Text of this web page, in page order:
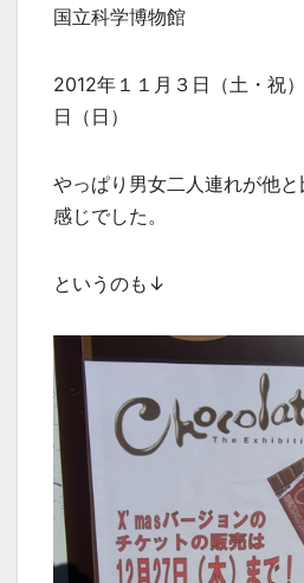
国立科学博物館
2012年１１月３日（土・祝
日（日）
やっぱり男女二人連れが他
感じでした。
というのも↓